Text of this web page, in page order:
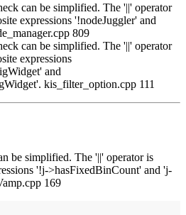
can be simplified. The '||' operator
expressions '!nodeJuggler' and
809
can be simplified. The '||' operator
expressions
and
kis_filter_option.cpp 111
be simplified. The '||' operator is
'!j->hasFixedBinCount' and 'j-
169